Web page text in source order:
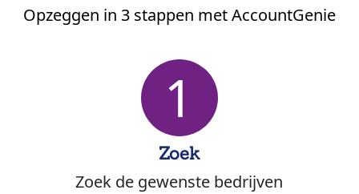
Opzeggen in 3 stappen met AccountGenie
1
Zoek
Zoek de gewenste bedrijven